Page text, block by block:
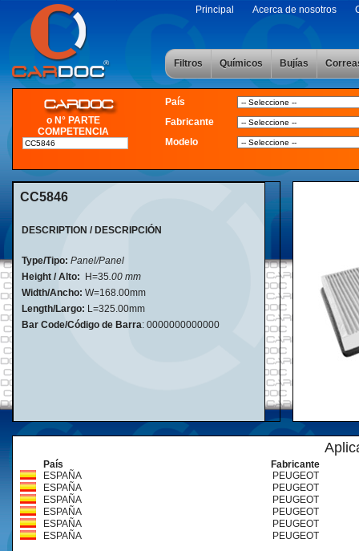
Principal Acerca de nosotros
Filtros Químicos Bujías
o N° PARTE
COMPETENCIA
País
Fabricante
Modelo
CC5846
DESCRIPTION / DESCRIPCIÓN
Type/Tipo: Panel/Panel
Height / Alto:
H=35.00 mm
Width/Ancho: W=168.00mm
Length/Largo: L=325.00mm
Bar Code/Código de Barra: 0000000000000
País
Fabricante
ESPAÑA
PEUGEOT
ESPAÑA
PEUGEOT
ESPAÑA
PEUGEOT
ESPAÑA
PEUGEOT
ESPAÑA
PEUGEOT
ESPAÑA
PEUGEOT